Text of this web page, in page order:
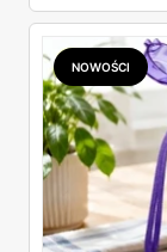
znalazłam, z
NOWOŚCI